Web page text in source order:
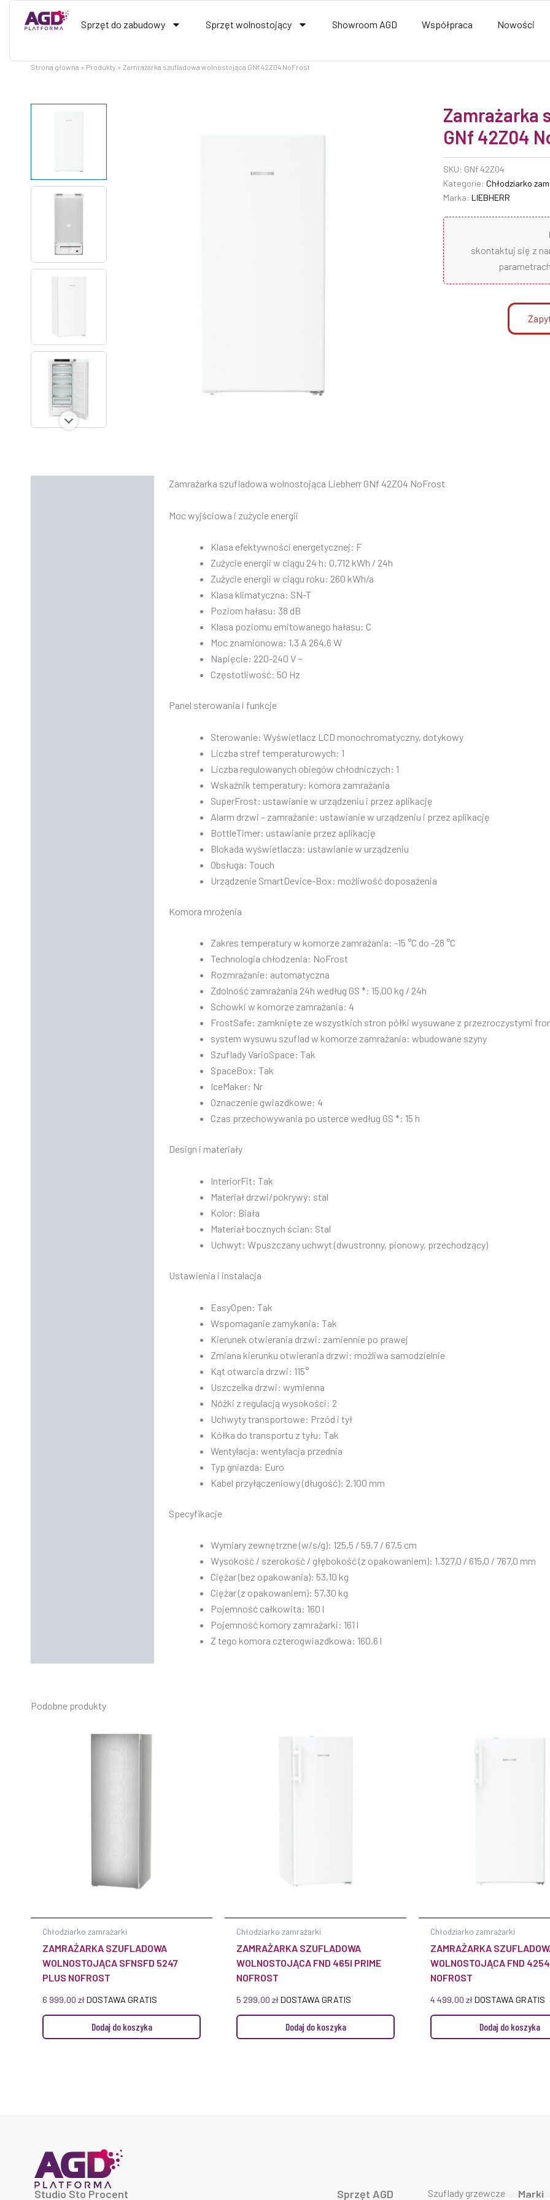
Przejdź
Sprzęt do zabudowy Sprzęt wolnostojący Showroom AGD Współpraca Nowości
Strona główna Produkty Zamrażarka szufladowa wolnostojąca GNf 42Z04 NoFrost
Zamrażarka
GNf 42Z04
SKU: GNf 42Z04
Kategorie: Chłodziarko
Marka: LIEBHERR
skontaktuj się z
Zamrażarka szufladowa wolnostojąca Liebherr GNf 42Z04 NoFrost
Moc wyjściowa i zużycie energii
Klasa efektywności energetycznej: F
Zużycie energii w ciągu 24 h: 0,712 kWh / 24h
Zużycie energii w ciągu roku: 260 kWh/a
Klasa klimatyczna: SN-T
Poziom hałasu: 38 dB
Klasa poziomu emitowanego hałasu: C
Moc znamionowa: 1,3 A 264,6 W
Napięcie: 220-240 V ~
Częstotliwość: 50 Hz
Panel sterowania i funkcje
Sterowanie: Wyświetlacz LCD monochromatyczny, dotykowy
Liczba stref temperaturowych: 1
Liczba regulowanych obiegów chłodniczych: 1
Wskaźnik temperatury: komora zamrażania
SuperFrost: ustawianie w urządzeniu i przez aplikację
Alarm drzwi – zamrażanie: ustawianie w urządzeniu i przez aplikację
BottleTimer: ustawianie przez aplikację
Blokada wyświetlacza: ustawianie w urządzeniu
Obsługa: Touch
Urządzenie SmartDevice-Box: możliwość doposażenia
Komora mrożenia
Zakres temperatury w komorze zamrażania: -15 °C do -28 °C
Technologia chłodzenia: NoFrost
Rozmrażanie: automatyczna
Zdolność zamrażania 24h według GS *: 15,00 kg / 24h
Schowki w komorze zamrażania: 4
FrostSafe: zamknięte ze wszystkich stron półki wysuwane z przezroczystymi
system wysuwu szuflad w komorze zamrażania: wbudowane szyny
Szuflady VarioSpace: Tak
SpaceBox: Tak
IceMaker: Nr
Oznaczenie gwiazdkowe: 4
Czas przechowywania po usterce według GS *: 15 h
Design i materiały
InteriorFit: Tak
Materiał drzwi/pokrywy: stal
Kolor: Biała
Materiał bocznych ścian: Stal
Uchwyt: Wpuszczany uchwyt (dwustronny, pionowy, przechodzący)
Ustawienia i instalacja
EasyOpen: Tak
Wspomaganie zamykania: Tak
Kierunek otwierania drzwi: zamiennie po prawej
Zmiana kierunku otwierania drzwi: możliwa samodzielnie
Kąt otwarcia drzwi: 115°
Uszczelka drzwi: wymienna
Nóżki z regulacją wysokości: 2
Uchwyty transportowe: Przód i tył
Kółka do transportu z tyłu: Tak
Wentylacja: wentylacja przednia
Typ gniazda: Euro
Kabel przyłączeniowy (długość): 2.100 mm
Specyfikacje
Wymiary zewnętrzne (w/s/g): 125,5 / 59,7 / 67,5 cm
Wysokość / szerokość / głębokość (z opakowaniem): 1.327,0 / 615,0 / 767,0 mm
Ciężar (bez opakowania): 53,10 kg
Ciężar (z opakowaniem): 57,30 kg
Pojemność całkowita: 160 l
Pojemność komory zamrażarki: 161 l
Z tego komora czterogwiazdkowa: 160,6 l
Podobne produkty
Chłodziarko zamrażarki
ZAMRAŻARKA SZUFLADOWA
WOLNOSTOJĄCA SFNSFD 5247
PLUS NOFROST
6 999,00złDOSTAWA GRATIS
Dodaj do koszyka
Chłodziarko zamrażarki
ZAMRAŻARKA SZUFLADOWA
WOLNOSTOJĄCA FND 465I PRIME
NOFROST
5 299,00złDOSTAWA GRATIS
Dodaj do koszyka
Chłodziarko zamrażarki
ZAMRAŻARKA
WOLNOSTOJĄCA FND
NOFROST
4 499,00złDOSTAWA GRATIS
Dodaj do koszyka
Studio Sto Procent Sprzęt AGD
Szuflady grzewcze
Marki